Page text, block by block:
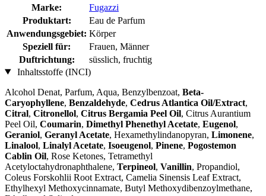
Marke:
Fugazzi
Produktart:
Eau de Parfum
Anwendungsgebiet: Körper
Speziell für:
Frauen, Männer
Duftrichtung:
süsslich, fruchtig
Inhaltsstoffe (INCI)
Alcohol Denat, Parfum, Aqua, Benzylbenzoat, Beta-
Caryophyllene, Benzaldehyde, Cedrus Atlantica Oil/Extract,
Citral, Citronellol, Citrus Bergamia Peel Oil, Citrus Aurantium
Peel Oil, Coumarin, Dimethyl Phenethyl Acetate, Eugenol,
Geraniol, Geranyl Acetate, Hexamethylindanopyran, Limonene,
Linalool, Linalyl Acetate, Isoeugenol, Pinene, Pogostemon
Cablin Oil, Rose Ketones, Tetramethyl
Acetyloctahydronaphthalene, Terpineol, Vanillin, Propandiol,
Coleus Forskohlii Root Extract, Camelia Sinensis Leaf Extract,
Ethylhexyl Methoxycinnamate, Butyl Methoxydibenzoylmethane,